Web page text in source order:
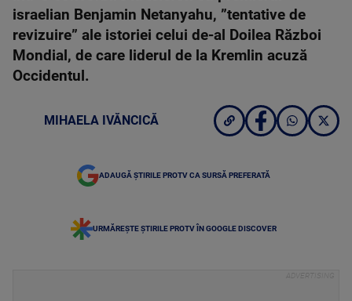
israelian Benjamin Netanyahu, ”tentative de
revizuire” ale istoriei celui de-al Doilea Război
Mondial, de care liderul de la Kremlin acuză
Occidentul.
MIHAELA IVĂNCICĂ
ADAUGĂ ȘTIRILE PROTV CA SURSĂ PREFERATĂ
URMĂREȘTE ȘTIRILE PROTV ÎN GOOGLE DISCOVER